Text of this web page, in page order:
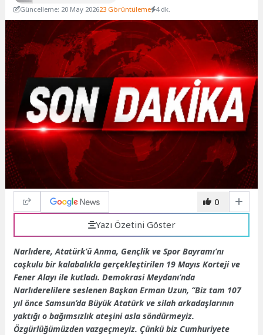
Güncelleme: 20 May 202623 Görüntüleme 4 dk.
0
Yazı Özetini Göster
Narlıdere, Atatürk’ü Anma, Gençlik ve Spor Bayramı’nı
coşkulu bir kalabalıkla gerçekleştirilen 19 Mayıs Korteji ve
Fener Alayı ile kutladı. Demokrasi Meydanı’nda
Narlıderelilere seslenen Başkan Erman Uzun, “Biz tam 107
yıl önce Samsun’da Büyük Atatürk ve silah arkadaşlarının
yaktığı o bağımsızlık ateşini asla söndürmeyiz.
Özgürlüğümüzden vazgeçmeyiz. Çünkü biz Cumhuriyete